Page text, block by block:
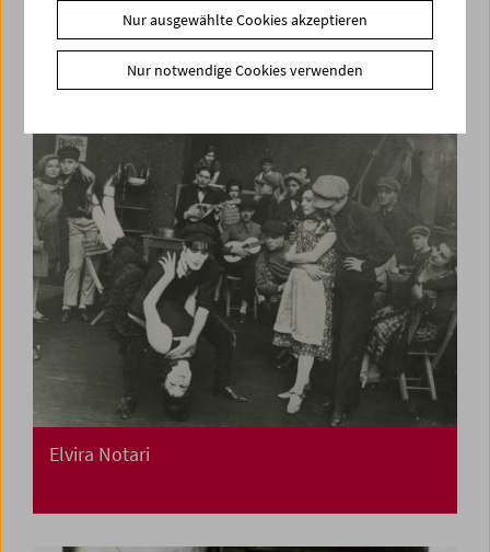
Partly Truth Partly Fiction
40 Jahre Medienwerkstatt
Elvira Notari
Nur ausgewählte Cookies akzeptieren
Nur notwendige Cookies verwenden